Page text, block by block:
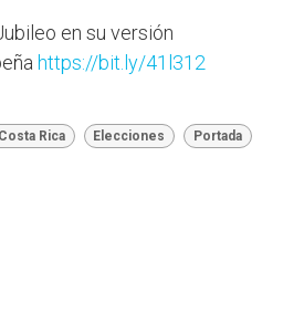
en su versión
https://bit.ly/41l312
Rica Elecciones
Portada